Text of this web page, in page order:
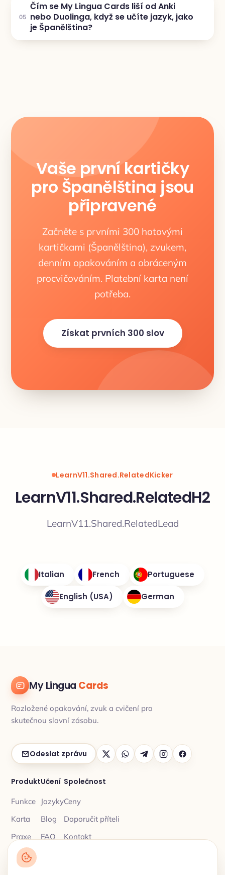
05
Čím se My Lingua Cards liší od Anki
nebo Duolinga, když se učíte jazyk, jako
je Španělština?
Vaše první kartičky
pro Španělština jsou
připravené
Začněte s prvními 300 hotovými
kartičkami (Španělština), zvukem,
denním opakováním a obráceným
procvičováním. Platební karta není
potřeba.
Získat prvních 300 slov
LearnV11.Shared.RelatedKicker
LearnV11.Shared.RelatedH2
LearnV11.Shared.RelatedLead
Italian French Portuguese
English (USA) German
My Lingua Cards
Rozložené opakování, zvuk a cvičení pro
skutečnou slovní zásobu.
Odeslat zprávu
Produkt
Funkce
Karta
Praxe
Učení
Jazyky
Blog
FAQ
Společnost
Ceny
Doporučit příteli
Kontakt